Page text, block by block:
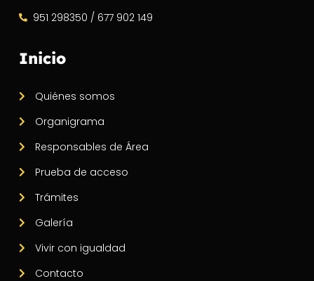
951 298350 / 677 902 149
Inicio
Quiénes somos
Organigrama
Responsables de Área
Prueba de acceso
Trámites
Galería
Vivir con igualdad
Contacto